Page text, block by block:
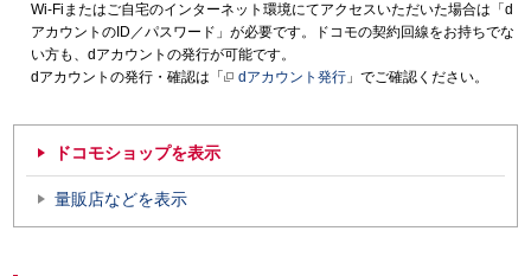
Wi-Fiまたはご自宅のインターネット環境にてアクセスいただいた場合は「d
アカウントのID／パスワード」が必要です。ドコモの契約回線をお持ちでな
い方も、dアカウントの発行が可能です。
dアカウントの発行・確認は「
dアカウント発行 」でご確認ください。
ドコモショップを表示
量販店などを表示